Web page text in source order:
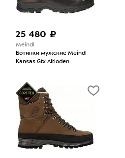
25 480 ₽
Meindl
Ботинки мужские Meindl
Kansas Gtx Altloden